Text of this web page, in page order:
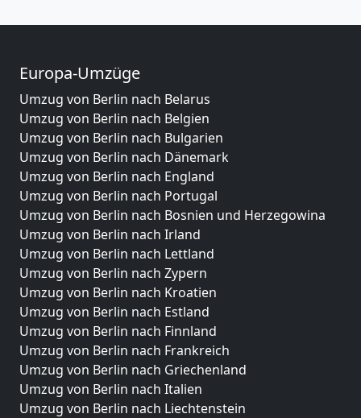
Europa-Umzüge
Umzug von Berlin nach Belarus
Umzug von Berlin nach Belgien
Umzug von Berlin nach Bulgarien
Umzug von Berlin nach Dänemark
Umzug von Berlin nach England
Umzug von Berlin nach Portugal
Umzug von Berlin nach Bosnien und Herzegowina
Umzug von Berlin nach Irland
Umzug von Berlin nach Lettland
Umzug von Berlin nach Zypern
Umzug von Berlin nach Kroatien
Umzug von Berlin nach Estland
Umzug von Berlin nach Finnland
Umzug von Berlin nach Frankreich
Umzug von Berlin nach Griechenland
Umzug von Berlin nach Italien
Umzug von Berlin nach Liechtenstein